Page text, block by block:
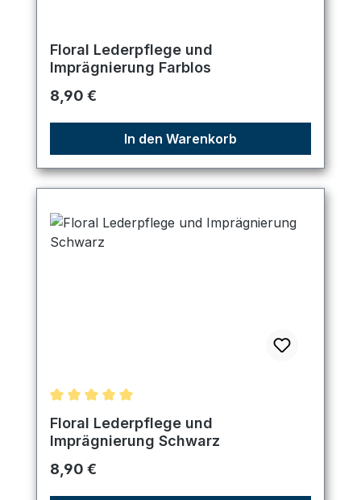
Floral Lederpflege und
Imprägnierung Farblos
Regulärer Preis:
8,90 €
In den Warenkorb
Durchschnittliche Bewertung von 5 von 5 Sternen
Floral Lederpflege und
Imprägnierung Schwarz
Regulärer Preis:
8,90 €